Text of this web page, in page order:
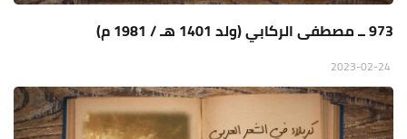
973 ــ مصطفى الركابي (ولد 1401 هـ / 1981 م)